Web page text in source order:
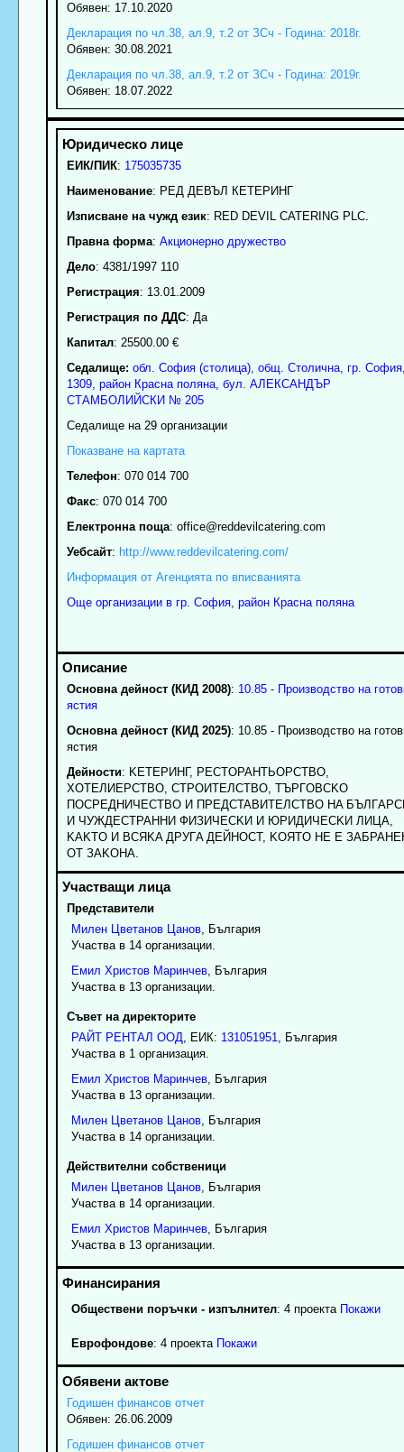
Обявен: 17.10.2020
Декларация по чл.38, ал.9, т.2 от ЗСч - Година: 2018г.
Обявен: 30.08.2021
Декларация по чл.38, ал.9, т.2 от ЗСч - Година: 2019г.
Обявен: 18.07.2022
ЕИК/ПИК: 175035735
Наименование: РЕД ДЕВЪЛ КЕТЕРИНГ
Изписване на чужд език: RED DEVIL CATERING PLC.
Правна форма: Акционерно дружество
Дело: 4381/1997 110
Регистрация: 13.01.2009
Регистрация по ДДС: Да
Капитал: 25500.00 €
Седалище: обл. София (столица), общ. Столична, гр. София
1309, район Красна поляна, бул. АЛЕКСАНДЪР
СТАМБОЛИЙСКИ № 205
Седалище на 29 организации
Показване на картата
Телефон: 070 014 700
Факс: 070 014 700
Електронна поща: office@reddevilcatering.com
Уебсайт: http://www.reddevilcatering.com/
Информация от Агенцията по вписванията
Още организации в гр. София, район Красна поляна
Основна дейност (КИД 2008): 10.85 - Производство на
ястия
Основна дейност (КИД 2025): 10.85 - Производство на
ястия
Дейности: KETEPИHГ, PECTOPAHTЬOPCTBO,
XOTEЛИEPCTBO, CTPOИTEЛCTBO, TЪРГOBCKO
ПOCPEДHИЧECTBO И ПPEДCTABИTEЛCTBO HA
И ЧУЖДECTPAHHИ ФИЗИЧECKИ И ЮPИДИЧECKИ ЛИЦA,
KAKTO И BCЯKA ДPУГA ДEЙHOCT, KOЯTO HE E
OT ЗAKOHA.
Представители
Милен Цветанов Цанов, България
Участва в 14 организации.
Емил Христов Маринчев, България
Участва в 13 организации.
Съвет на директорите
РАЙТ РЕНТАЛ ООД, ЕИК: 131051951, България
Участва в 1 организация.
Емил Христов Маринчев, България
Участва в 13 организации.
Милен Цветанов Цанов, България
Участва в 14 организации.
Действителни собственици
Милен Цветанов Цанов, България
Участва в 14 организации.
Емил Христов Маринчев, България
Участва в 13 организации.
Обществени поръчки - изпълнител: 4 проекта Покажи
Еврофондове: 4 проекта Покажи
Годишен финансов отчет
Обявен: 26.06.2009
Годишен финансов отчет